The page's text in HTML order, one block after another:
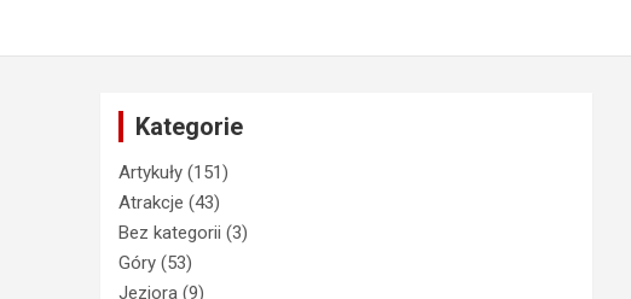
Kategorie
Artykuły (151)
Atrakcje (43)
Bez kategorii (3)
Góry (53)
Jeziora (9)